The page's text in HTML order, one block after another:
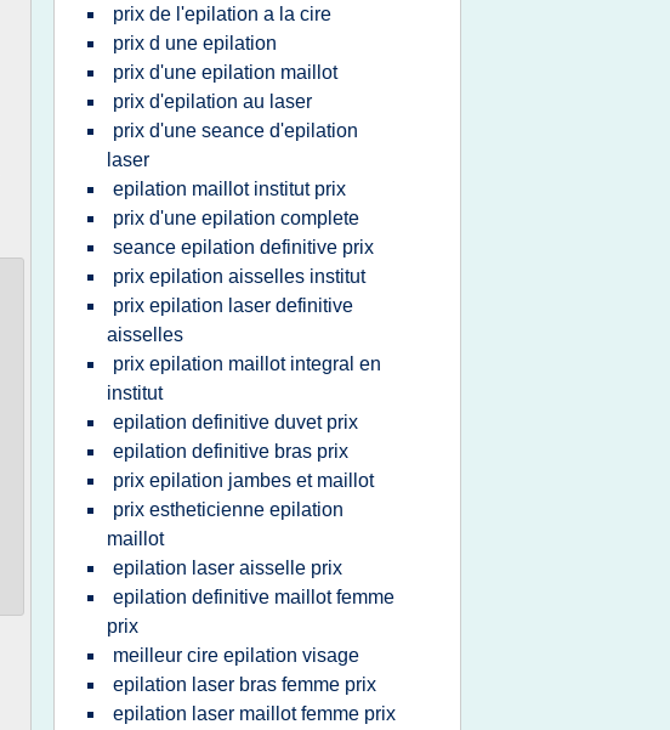
prix de l'epilation a la cire
prix d une epilation
prix d'une epilation maillot
prix d'epilation au laser
prix d'une seance d'epilation
laser
epilation maillot institut prix
prix d'une epilation complete
seance epilation definitive prix
prix epilation aisselles institut
prix epilation laser definitive
aisselles
prix epilation maillot integral en
institut
epilation definitive duvet prix
epilation definitive bras prix
prix epilation jambes et maillot
prix estheticienne epilation
maillot
epilation laser aisselle prix
epilation definitive maillot femme
prix
meilleur cire epilation visage
epilation laser bras femme prix
epilation laser maillot femme prix